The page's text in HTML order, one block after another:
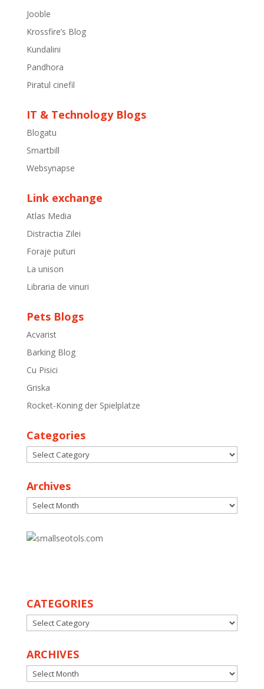
Jooble
Krossfire’s Blog
Kundalini
Pandhora
Piratul cinefil
IT & Technology Blogs
Blogatu
Smartbill
Websynapse
Link exchange
Atlas Media
Distractia Zilei
Foraje puturi
La unison
Libraria de vinuri
Pets Blogs
Acvarist
Barking Blog
Cu Pisici
Griska
Rocket-Koning der Spielplatze
Categories
Categories
Archives
Archives
CATEGORIES
CATEGORIES
ARCHIVES
ARCHIVES